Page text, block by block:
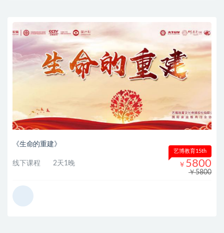
《生命的重建》
线下课程 2天1晚
艺博教育15th
￥ 5800
￥5800